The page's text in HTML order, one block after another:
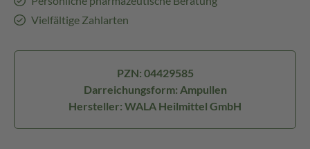
Vielfältige Zahlarten
PZN: 04429585
Darreichungsform: Ampullen
Hersteller: WALA Heilmittel GmbH